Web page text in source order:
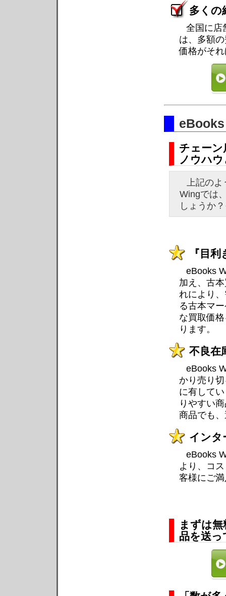
多くの
全国に店
は、多額
価格がそ
チェーン
ノウハ
上記の
Wingでは
しょうか
『目
eBooks
加え、古
れにより
る古本マ
な買取価
ります。
不良在
eBooks
かり売り
に有して
りやすい
商品でも
インタ
eBooks
より、コ
客様にご
まずは
品を送